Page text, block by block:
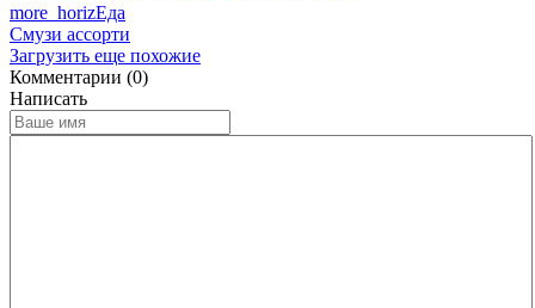
more_horizЕда
Смузи ассорти
Загрузить еще похожие
Комментарии (0)
Написать